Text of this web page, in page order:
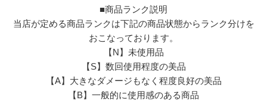
■商品ランク説明
当店が定める商品ランクは下記の商品状態からランク分けを
おこなっております。
【N】未使用品
【S】数回使用程度の美品
【A】大きなダメージもなく程度良好の美品
【B】一般的に使用感のある商品